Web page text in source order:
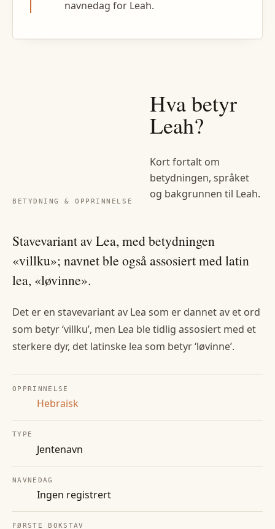
navnedag for Leah.
BETYDNING & OPPRINNELSE
Hva betyr
Leah?
Kort fortalt om
betydningen, språket
og bakgrunnen til Leah.
Stavevariant av Lea, med betydningen
«villku»; navnet ble også assosiert med latin
lea, «løvinne».
Det er en stavevariant av Lea som er dannet av et ord
som betyr ‘villku’, men Lea ble tidlig assosiert med et
sterkere dyr, det latinske lea som betyr ‘løvinne’.
OPPRINNELSE
Hebraisk
TYPE
Jentenavn
NAVNEDAG
Ingen registrert
FØRSTE BOKSTAV